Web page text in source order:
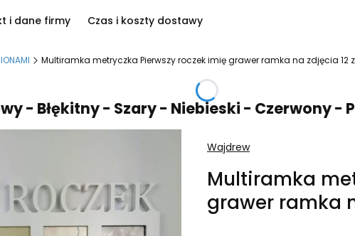
i dane firmy Czas i koszty dostawy
Multiramka metryczka Pierwszy roczek imię grawer ramka na zdjęcia 12
- Szary - Niebieski - Czerwony -
Wajdrew
Multiramka
grawer ramka